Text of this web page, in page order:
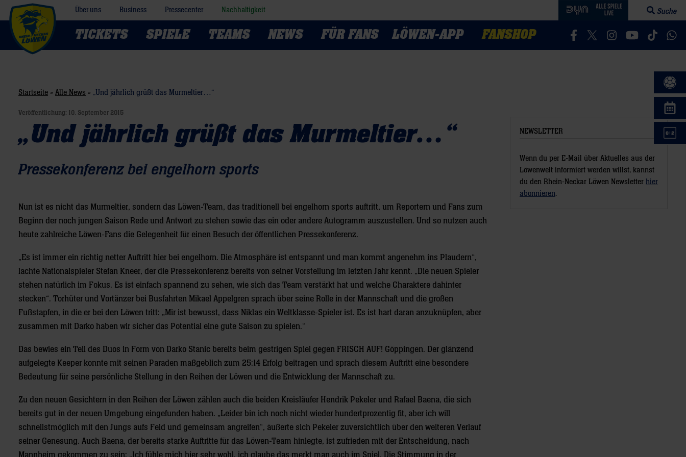
Über uns Business Pressecenter Nachhaltigkeit
Suchfeld
Suche
TICKETS SPIELE TEAMS NEWS FÜR FANS LÖWEN-APP FANSHOP Besucht uns auf Facebook
Besucht uns auf Twitter
Besucht uns auf
Besucht uns
Besucht
Startseite » Alle News » „Und jährlich grüßt das Murmeltier…“
Veröffentlichung: 10. September 2015
„Und jährlich grüßt das Murmeltier…“
Pressekonferenz bei engelhorn sports
Nun ist es nicht das Murmeltier, sondern das Löwen-Team, das traditionell bei engelhorn sports auftritt, um Reportern und Fans zum
Beginn der noch jungen Saison Rede und Antwort zu stehen sowie das ein oder andere Autogramm auszustellen. Und so nutzen auch
heute zahlreiche Löwen-Fans die Gelegenheit für einen Besuch der öffentlichen Pressekonferenz.
„Es ist immer ein richtig netter Auftritt hier bei engelhorn. Die Atmosphäre ist entspannt und man kommt angenehm ins Plaudern“,
lachte Nationalspieler Stefan Kneer, der die Pressekonferenz bereits von seiner Vorstellung im letzten Jahr kennt. „Die neuen Spieler
stehen natürlich im Fokus. Es ist einfach spannend zu sehen, wie sich das Team verstärkt hat und welche Charaktere dahinter
stecken“. Torhüter und Vortänzer bei Busfahrten Mikael Appelgren sprach über seine Rolle in der Mannschaft und die großen
Fußstapfen, in die er bei den Löwen tritt: „Mir ist bewusst, dass Niklas ein Weltklasse-Spieler ist. Es ist hart daran anzuknüpfen, aber
zusammen mit Darko haben wir sicher das Potential eine gute Saison zu spielen.“
Das bewies ein Teil des Duos in Form von Darko Stanic bereits beim gestrigen Spiel gegen FRISCH AUF! Göppingen. Der glänzend
aufgelegte Keeper konnte mit seinen Paraden maßgeblich zum 25:14 Erfolg beitragen und sprach diesem Auftritt eine besondere
Bedeutung für seine persönliche Stellung in den Reihen der Löwen und die Entwicklung der Mannschaft zu.
Zu den neuen Gesichtern in den Reihen der Löwen zählen auch die beiden Kreisläufer Hendrik Pekeler und Rafael Baena, die sich
bereits gut in der neuen Umgebung eingefunden haben. „Leider bin ich noch nicht wieder hundertprozentig fit, aber ich will
schnellstmöglich mit den Jungs aufs Feld und gemeinsam angreifen“, äußerte sich Pekeler zuversichtlich über den weiteren Verlauf
seiner Genesung. Auch Baena, der bereits starke Auftritte für das Löwen-Team hinlegte, ist zufrieden mit der Entscheidung, nach
Mannheim gekommen zu sein: „Ich fühle mich hier sehr wohl, ich glaube das merkt man auch im Spiel. Die Stimmung in der
NEWSLETTER
Wenn du per E-Mail über Aktuelles aus der
Löwenwelt informiert werden willst, kannst
du den Rhein-Neckar Löwen Newsletter hier
abonnieren.